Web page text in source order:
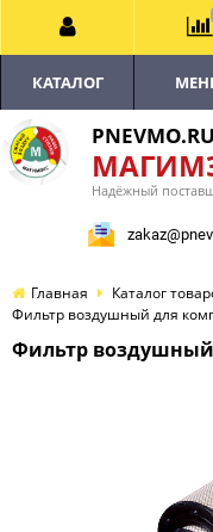
PNEVMO.RU
Надёжный
КАТАЛОГ
Главная Каталог
Фильтр воздушный для
Фильтр воздушный